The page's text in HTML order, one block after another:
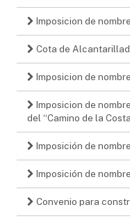
Imposicion de
Cota de
Imposicion de
Imposicion de
del “Camino de la
Imposición de
Imposición de
Convenio para